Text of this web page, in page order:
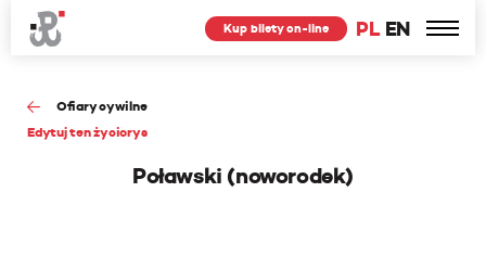
PL EN
Kup bilety on-line
Ofiary cywilne
Edytuj ten życiorys
Poławski (noworodek)